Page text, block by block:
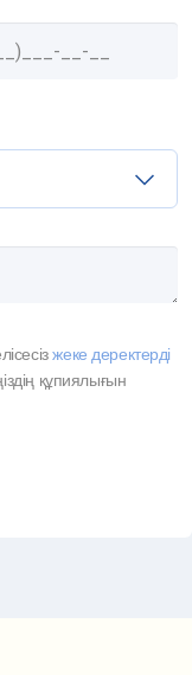
жеке деректерді
құпиялығын